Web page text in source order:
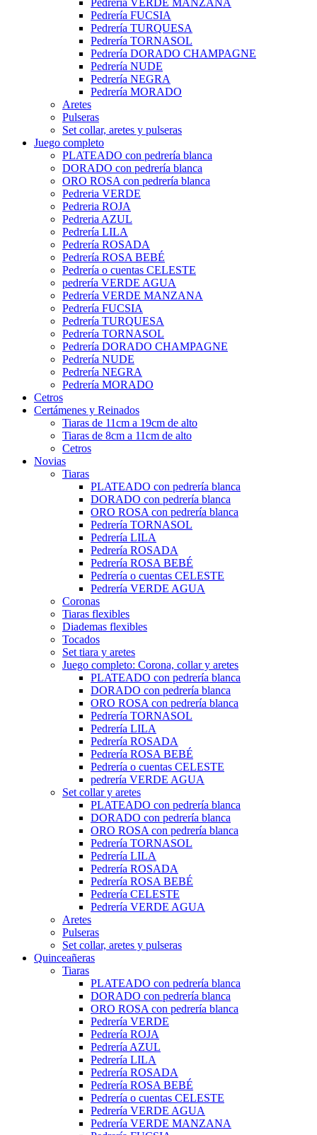
Pedrería VERDE MANZANA
Pedrería FUCSIA
Pedrería TURQUESA
Pedrería TORNASOL
Pedrería DORADO CHAMPAGNE
Pedrería NUDE
Pedrería NEGRA
Pedrería MORADO
Aretes
Pulseras
Set collar, aretes y pulseras
Juego completo
PLATEADO con pedrería blanca
DORADO con pedrería blanca
ORO ROSA con pedrería blanca
Pedreria VERDE
Pedreria ROJA
Pedreria AZUL
Pedrería LILA
Pedrería ROSADA
Pedrería ROSA BEBÉ
Pedrería o cuentas CELESTE
pedrería VERDE AGUA
Pedrería VERDE MANZANA
Pedrería FUCSIA
Pedrería TURQUESA
Pedrería TORNASOL
Pedrería DORADO CHAMPAGNE
Pedrería NUDE
Pedrería NEGRA
Pedrería MORADO
Cetros
Certámenes y Reinados
Tiaras de 11cm a 19cm de alto
Tiaras de 8cm a 11cm de alto
Cetros
Novias
Tiaras
PLATEADO con pedrería blanca
DORADO con pedrería blanca
ORO ROSA con pedrería blanca
Pedrería TORNASOL
Pedrería LILA
Pedrería ROSADA
Pedrería ROSA BEBÉ
Pedrería o cuentas CELESTE
Pedrería VERDE AGUA
Coronas
Tiaras flexibles
Diademas flexibles
Tocados
Set tiara y aretes
Juego completo: Corona, collar y aretes
PLATEADO con pedrería blanca
DORADO con pedrería blanca
ORO ROSA con pedrería blanca
Pedrería TORNASOL
Pedrería LILA
Pedrería ROSADA
Pedrería ROSA BEBÉ
Pedrería o cuentas CELESTE
pedrería VERDE AGUA
Set collar y aretes
PLATEADO con pedrería blanca
DORADO con pedrería blanca
ORO ROSA con pedrería blanca
Pedrería TORNASOL
Pedrería LILA
Pedrería ROSADA
Pedrería ROSA BEBÉ
Pedrería CELESTE
Pedrería VERDE AGUA
Aretes
Pulseras
Set collar, aretes y pulseras
Quinceañeras
Tiaras
PLATEADO con pedrería blanca
DORADO con pedrería blanca
ORO ROSA con pedrería blanca
Pedrería VERDE
Pedrería ROJA
Pedrería AZUL
Pedrería LILA
Pedrería ROSADA
Pedrería ROSA BEBÉ
Pedrería o cuentas CELESTE
Pedrería VERDE AGUA
Pedrería VERDE MANZANA